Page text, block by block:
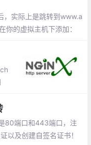
实际上是跳转到www.a
的虚拟主机下添加：
80端口和443端口，注
以及创建自签名证书！